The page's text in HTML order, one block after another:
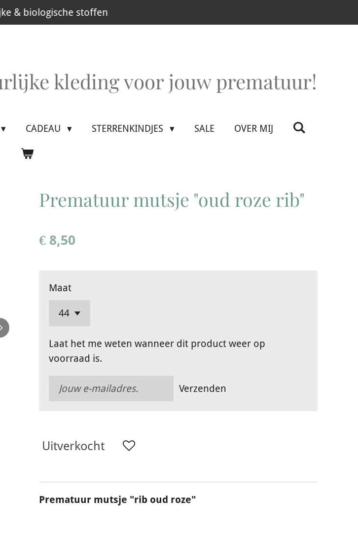
& biologische stoffen
kleding voor jouw prematuur!
CADEAU STERRENKINDJES SALE OVER MIJ
Prematuur mutsje "oud roze rib"
€ 8,50
Maat
Laat het me weten wanneer dit product weer op
voorraad is.
Verzenden
Uitverkocht
Prematuur mutsje "rib oud roze"